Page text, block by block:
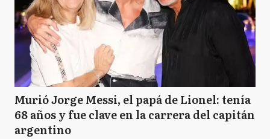
Murió Jorge Messi, el papá de Lionel: tenía
68 años y fue clave en la carrera del capitán
argentino